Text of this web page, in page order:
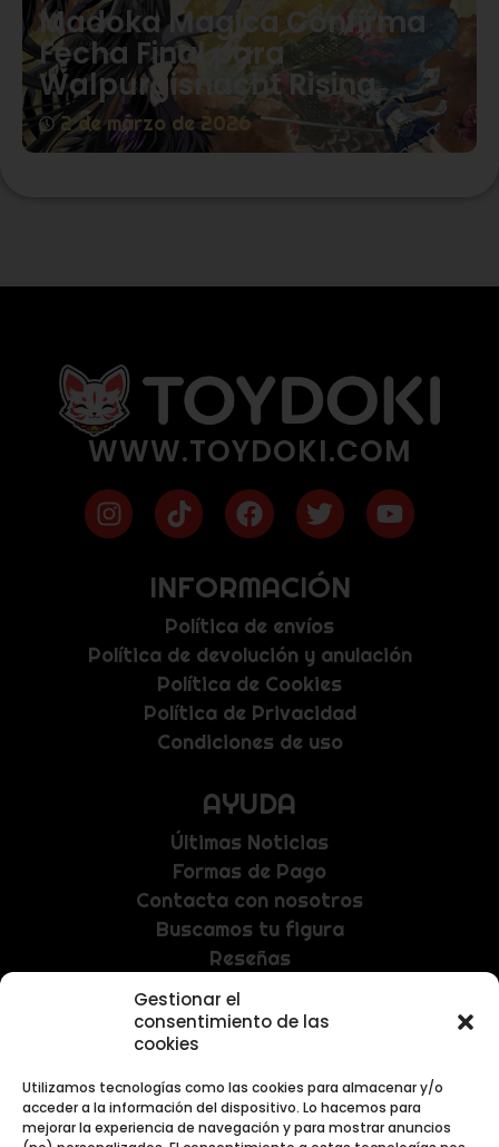
Gestionar el
consentimiento de las
cookies
Utilizamos tecnologías como las cookies para almacenar y/o
acceder a la información del dispositivo. Lo hacemos para
mejorar la experiencia de navegación y para mostrar anuncios
Madoka Magica Confirma
Fecha Final para
Walpurgisnacht Rising
2 de marzo de 2026
WWW.TOYDOKI.COM
INFORMACIÓN
Política de envíos
Política de devolución y anulación
Política de Cookies
Política de Privacidad
Condiciones de uso
AYUDA
Últimas Noticias
Formas de Pago
Contacta con nosotros
Buscamos tu figura
Reseñas
NEWSLETTER
Recibe las últimas noticias y promociones
exclusivas.